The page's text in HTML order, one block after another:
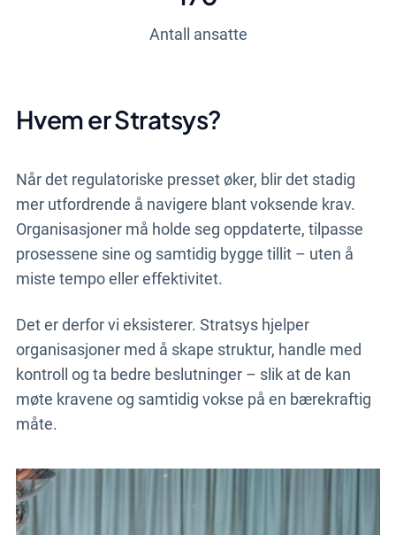
Antall ansatte
Hvem er Stratsys?
Når det regulatoriske presset øker, blir det stadig
mer utfordrende å navigere blant voksende krav.
Organisasjoner må holde seg oppdaterte, tilpasse
prosessene sine og samtidig bygge tillit – uten å
miste tempo eller effektivitet.
Det er derfor vi eksisterer. Stratsys hjelper
organisasjoner med å skape struktur, handle med
kontroll og ta bedre beslutninger – slik at de kan
møte kravene og samtidig vokse på en bærekraftig
måte.